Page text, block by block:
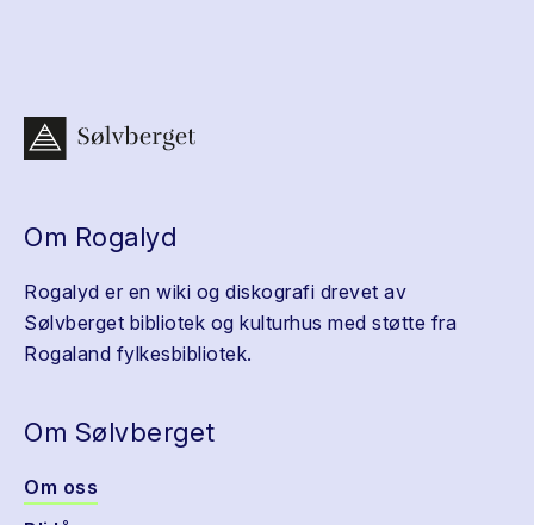
Om Rogalyd
Rogalyd er en wiki og diskografi drevet av
Sølvberget bibliotek og kulturhus med støtte fra
Rogaland fylkesbibliotek.
Om Sølvberget
Om oss